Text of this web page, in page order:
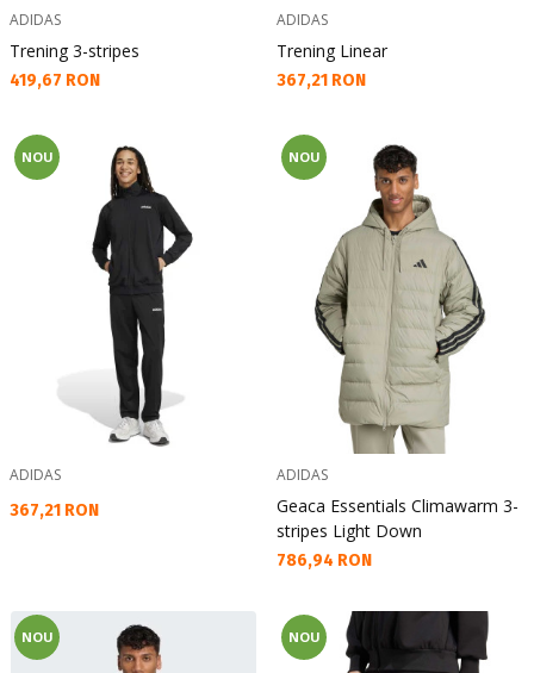
ADIDAS
Trening 3-stripes
Текуща цена:
419,67 RON
ADIDAS
Trening Linear
Текуща цена:
367,21 RON
NOU
ADIDAS
Текуща цена:
367,21 RON
NOU
ADIDAS
Geaca Essentials Climawarm 3-
stripes Light Down
Текуща цена:
786,94 RON
NOU NOU